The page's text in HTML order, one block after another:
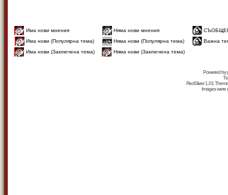
Има нови мнения Няма нови мнения
Има нови (Популярна тема)
Няма нови (Популярна тема)
Важна
Има нови (Заключена тема)
Няма нови (Заключена тема)
Powered by
RedSilver 1.01
Images were